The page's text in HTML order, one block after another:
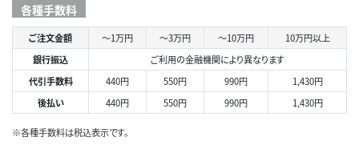
各種手数料
ご注文金額 ～1万円 ～3万円 ～10万円
10万円以上
銀行振込
ご利用の金融機関により異なります
代引手数料
440円 550円 990円
1,430円
後払い
440円 550円 990円 1,430円
※各種手数料は税込表示です。